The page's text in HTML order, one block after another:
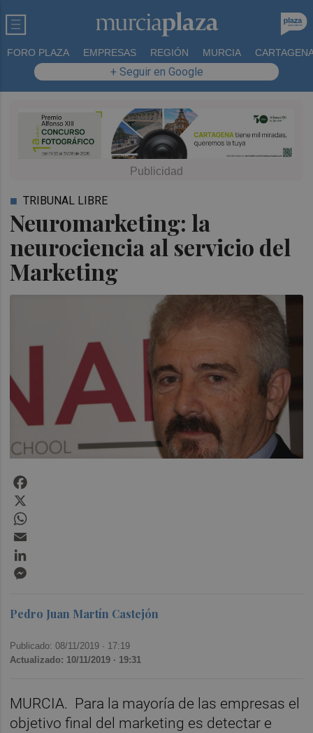
FORO PLAZA EMPRESAS REGIÓN MURCIA
+ Seguir en Google
Neuromarketing: la
neurociencia al servicio del
Marketing
TRIBUNAL LIBRE
Pedro Juan Martín Castejón
Publicado: 08/11/2019 · 17:19
Actualizado: 10/11/2019 · 19:31
MURCIA. Para la mayoría de las empresas el
objetivo final del marketing es detectar e